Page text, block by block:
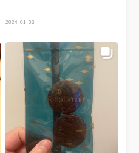
#instafood #eeeeeats #台北
貨 #吃貨人生 #吃貨日記 #吃貨
女孩 #吃貨日常 #美食
#foodpics #4foodieforfoodie
#taipeifood #foodie
#popdaily #howsayhow
#howsaylove #cafe
#popyummy
#foodphotography
#popyummy台北 #
taipeifoodie #drink #dessert
#girlstalk美食 #girltalk打卡
#tagsis
2024-01-03